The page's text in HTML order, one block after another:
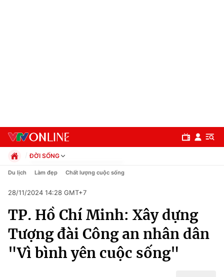
Chuyên mục
Chính trị
Xã hội
ĐỜI SỐNG
Chính trị
Pháp luật
Kinh tế
Thể thao
Truyền hình
Văn hóa - Giải trí
Du lịch Làm đẹp Chất lượng cuộc sống
28/11/2024 14:28 GMT+7
TP. Hồ Chí Minh: Xây dựng
Tượng đài Công an nhân dân
"Vì bình yên cuộc sống"